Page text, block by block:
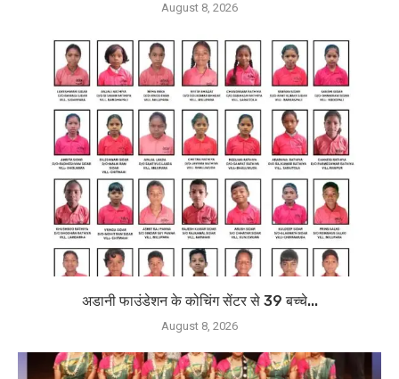
August 8, 2026
अडानी फाउंडेशन के कोचिंग सेंटर से 39 बच्चे...
August 8, 2026